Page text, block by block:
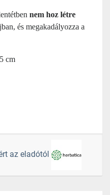
nem hoz létre
és megakadályozza a
cm
az eladótól